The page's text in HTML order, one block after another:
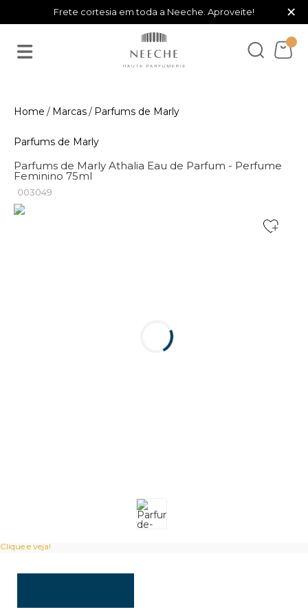
Frete cortesia em toda a Neeche. Aproveite! ×
Marcas Parfums de Marly
Parfums de Marly
Parfums de Marly Athalia Eau de Parfum - Perfume
Feminino 75ml
003049
Clique e veja!